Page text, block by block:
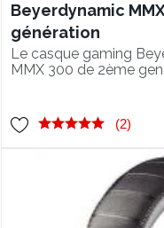
Beyerdynamic
génération
Le casque gaming
MMX 300 de 2ème
(2)